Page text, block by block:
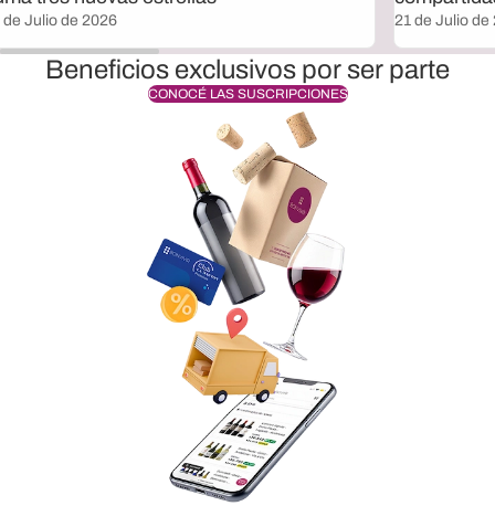
de Julio de 2026 21 de Julio de
Beneficios exclusivos por ser parte
CONOCÉ LAS SUSCRIPCIONES